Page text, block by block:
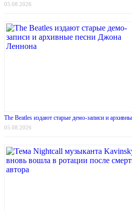
05.08.2026
The Beatles издают старые демо-записи и
05.08.2026